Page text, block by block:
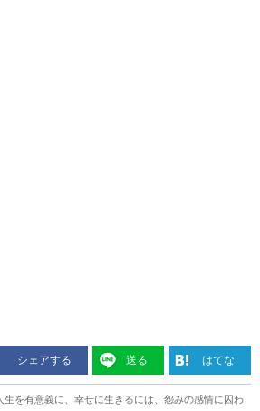
シェアする 送る はてな
生を有意義に、幸せに生きるには、怨みの感情に囚わ